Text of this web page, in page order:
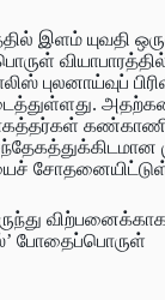
இளம் யுவதி
வியாபாரத்தில்
புலனாய்வுப்
போதைப்பொருள்